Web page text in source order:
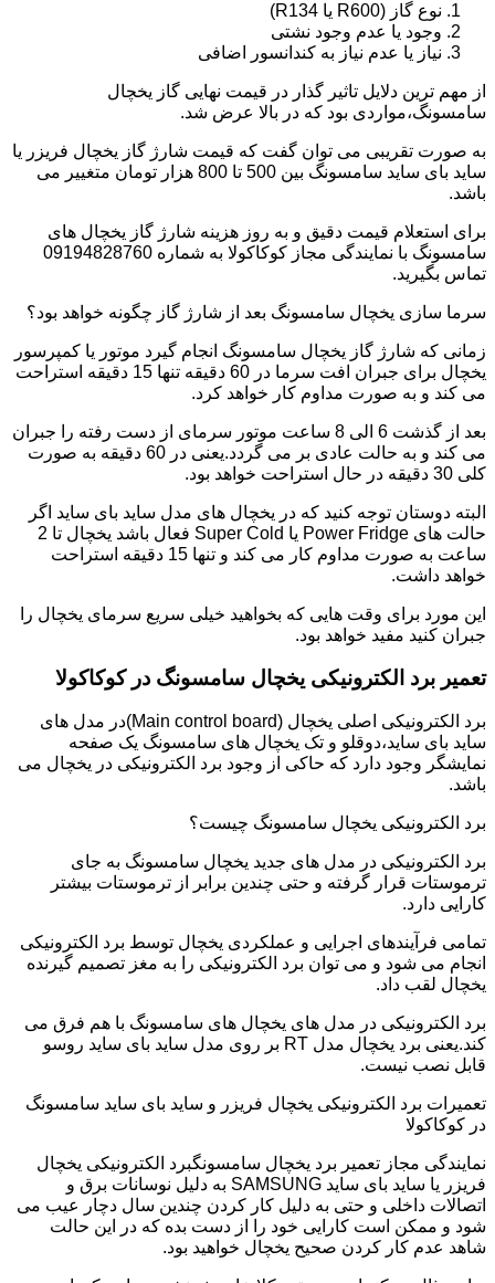
نوع گاز (R600 یا R134)
وجود یا عدم وجود نشتی
نیاز یا عدم نیاز به کندانسور اضافی
از مهم ترین دلایل تاثیر گذار در قیمت نهایی گاز یخچال
سامسونگ،مواردی بود که در بالا عرض شد.
به صورت تقریبی می توان گفت که قیمت شارژ گاز یخچال فریزر یا
ساید بای ساید سامسونگ بین 500 تا 800 هزار تومان متغییر می
باشد.
برای استعلام قیمت دقیق و به روز هزینه شارژ گاز یخچال های
سامسونگ با نمایندگی مجاز کوکاکولا به شماره 09194828760
تماس بگیرید.
سرما سازی یخچال سامسونگ بعد از شارژ گاز چگونه خواهد بود؟
زمانی که شارژ گاز یخچال سامسونگ انجام گیرد موتور یا کمپرسور
یخچال برای جبران افت سرما در 60 دقیقه تنها 15 دقیقه استراحت
می کند و به صورت مداوم کار خواهد کرد.
بعد از گذشت 6 الی 8 ساعت موتور سرمای از دست رفته را جبران
می کند و به حالت عادی بر می گردد.یعنی در 60 دقیقه به صورت
کلی 30 دقیقه در حال استراحت خواهد بود.
البته دوستان توجه کنید که در یخچال های مدل ساید بای ساید اگر
حالت های Power Fridge یا Super Cold فعال باشد یخچال تا 2
ساعت به صورت مداوم کار می کند و تنها 15 دقیقه استراحت
خواهد داشت.
این مورد برای وقت هایی که بخواهید خیلی سریع سرمای یخچال را
جبران کنید مفید خواهد بود.
تعمیر برد الکترونیکی یخچال سامسونگ در کوکاکولا
برد الکترونیکی اصلی یخچال (Main control board)در مدل های
ساید بای ساید،دوقلو و تک یخچال های سامسونگ یک صفحه
نمایشگر وجود دارد که حاکی از وجود برد الکترونیکی در یخچال می
باشد.
برد الکترونیکی یخچال سامسونگ چیست؟
برد الکترونیکی در مدل های جدید یخچال سامسونگ به جای
ترموستات قرار گرفته و حتی چندین برابر از ترموستات بیشتر
کارایی دارد.
تمامی فرآیندهای اجرایی و عملکردی یخچال توسط برد الکترونیکی
انجام می شود و می توان برد الکترونیکی را به مغز تصمیم گیرنده
یخچال لقب داد.
برد الکترونیکی در مدل های یخچال های سامسونگ با هم فرق می
کند.یعنی برد یخچال مدل RT بر روی مدل ساید بای ساید روسو
قابل نصب نیست.
تعمیرات برد الکترونیکی یخچال فریزر و ساید بای ساید سامسونگ
در کوکاکولا
نمایندگی مجاز تعمیر برد یخچال سامسونگبرد الکترونیکی یخچال
فریزر یا ساید بای ساید SAMSUNG به دلیل نوسانات برق و
اتصالات داخلی و حتی به دلیل کار کردن چندین سال دچار عیب می
شود و ممکن است کارایی خود را از دست بده که در این حالت
شاهد عدم کار کردن صحیح یخچال خواهید بود.